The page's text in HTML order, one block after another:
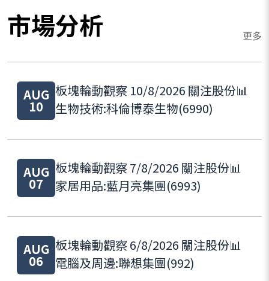
市場分析 更多
AUG
10
板塊輪動觀察 10/8/2026 關注股份📊
生物技術:科倫博泰生物(6990)
AUG
07
板塊輪動觀察 7/8/2026 關注股份📊
家居用品:藍月亮集團(6993)
AUG
06
板塊輪動觀察 6/8/2026 關注股份📊
電腦及周邊:聯想集團(992)